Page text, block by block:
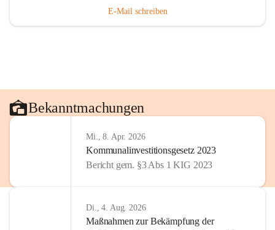
E-Mail schreiben
Bekanntmachungen
Mi., 8. Apr. 2026
Kommunalinvestitionsgesetz 2023
Bericht gem. §3 Abs 1 KIG 2023
Di., 4. Aug. 2026
Maßnahmen zur Bekämpfung der